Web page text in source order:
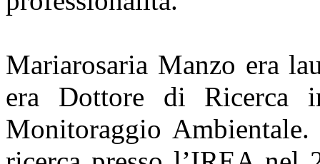
Mariarosaria Manzo era
era Dottore di Ricerca
Monitoraggio